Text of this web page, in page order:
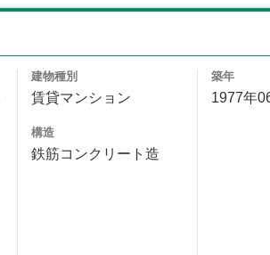
建物種別
賃貸マンション
構造
鉄筋コンクリート造
築年
1977年